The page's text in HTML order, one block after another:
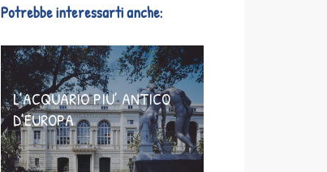
Potrebbe interessarti anche:
L’ACQUARIO PIU’ ANTICO
D’EUROPA